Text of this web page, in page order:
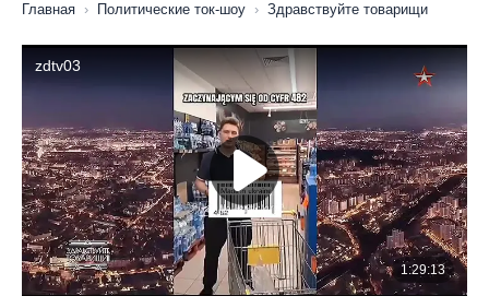
Главная › Политические ток-шоу › Здравствуйте товарищи